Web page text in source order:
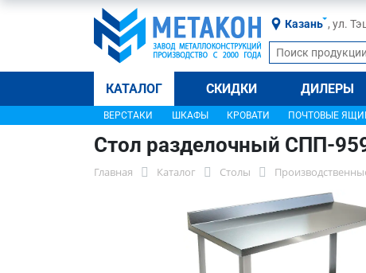
Казань , ул.
КАТАЛОГ СКИДКИ ДИЛЕРЫ
ВЕРСТАКИ ШКАФЫ КРОВАТИ ПОЧТОВЫЕ
Стол разделочный СПП-
Главная Каталог Столы